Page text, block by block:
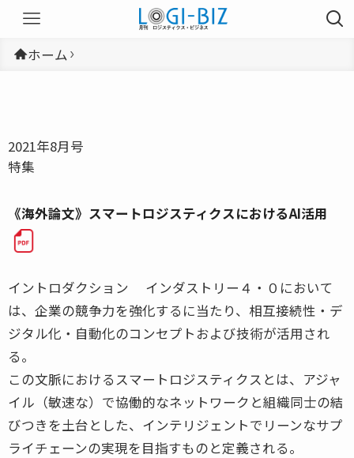
ホーム
2021年8月号
特集
《海外論文》スマートロジスティクスにおけるAI活用
イントロダクション インダストリー４・０において
は、企業の競争力を強化するに当たり、相互接続性・デ
ジタル化・自動化のコンセプトおよび技術が活用され
る。
この文脈におけるスマートロジスティクスとは、アジャ
イル（敏速な）で協働的なネットワークと組織同士の結
びつきを土台とした、インテリジェントでリーンなサプ
ライチェーンの実現を目指すものと定義される。